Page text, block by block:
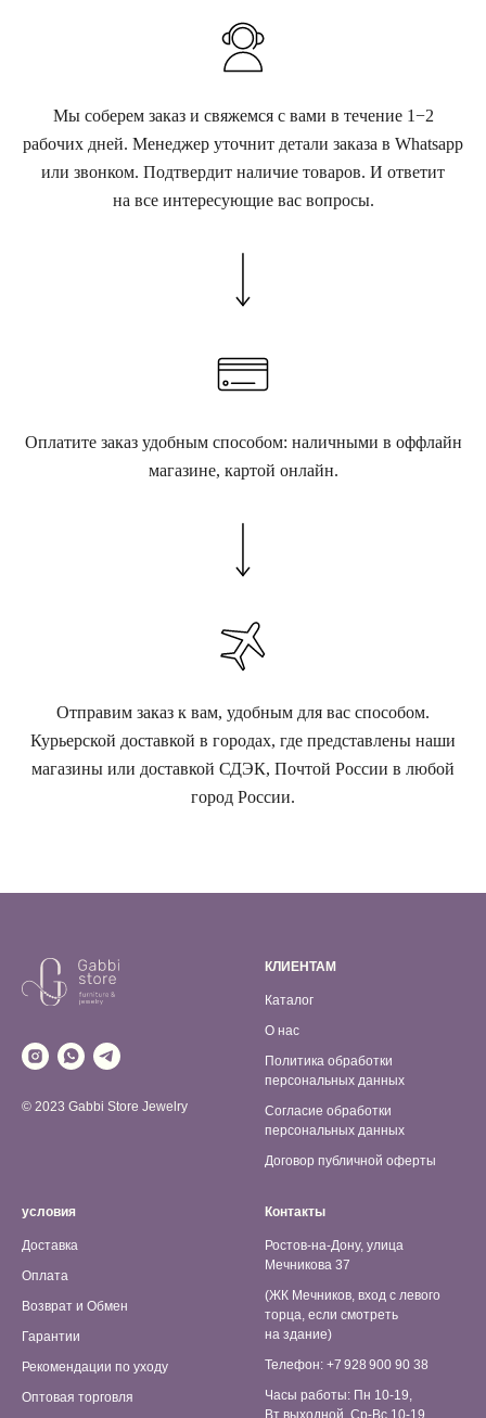
Мы соберем заказ и свяжемся с вами в течение 1−2
рабочих дней. Менеджер уточнит детали заказа в Whatsapp
или звонком. Подтвердит наличие товаров. И ответит
на все интересующие вас вопросы.
Оплатите заказ удобным способом: наличными в оффлайн
магазине, картой онлайн.
Отправим заказ к вам, удобным для вас способом.
Курьерской доставкой в городах, где представлены наши
магазины или доставкой СДЭК, Почтой России в любой
город России.
© 2023 Gabbi Store Jewelry
КЛИЕНТАМ
Каталог
О нас
Политика обработки
персональных данных
Согласие обработки
персональных данных
Договор публичной оферты
условия
Доставка
Оплата
Возврат и Обмен
Гарантии
Рекомендации по уходу
Оптовая торговля
Контакты
Ростов-на-Дону, улица
Мечникова 37
(ЖК Мечников, вход с левого
торца, если смотреть
на здание)
Телефон: +7 928 900 90 38
Часы работы: Пн 10-19,
Вт выходной, Ср-Вс 10-19